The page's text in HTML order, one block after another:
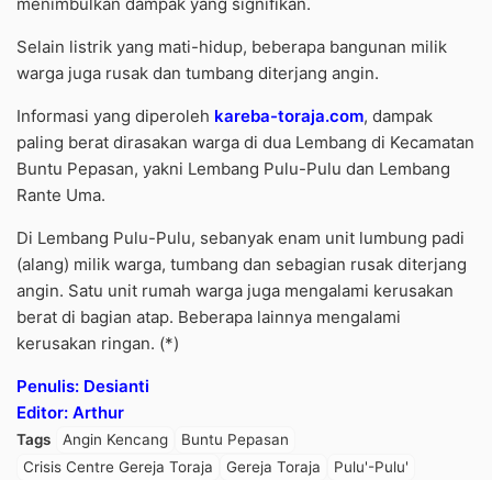
menimbulkan dampak yang signifikan.
Selain listrik yang mati-hidup, beberapa bangunan milik
warga juga rusak dan tumbang diterjang angin.
Informasi yang diperoleh kareba-toraja.com, dampak
paling berat dirasakan warga di dua Lembang di Kecamatan
Buntu Pepasan, yakni Lembang Pulu-Pulu dan Lembang
Rante Uma.
Di Lembang Pulu-Pulu, sebanyak enam unit lumbung padi
(alang) milik warga, tumbang dan sebagian rusak diterjang
angin. Satu unit rumah warga juga mengalami kerusakan
berat di bagian atap. Beberapa lainnya mengalami
kerusakan ringan. (*)
Penulis: Desianti
Editor: Arthur
Tags Angin Kencang
Buntu Pepasan
Crisis Centre Gereja Toraja
Gereja Toraja
Pulu'-Pulu'